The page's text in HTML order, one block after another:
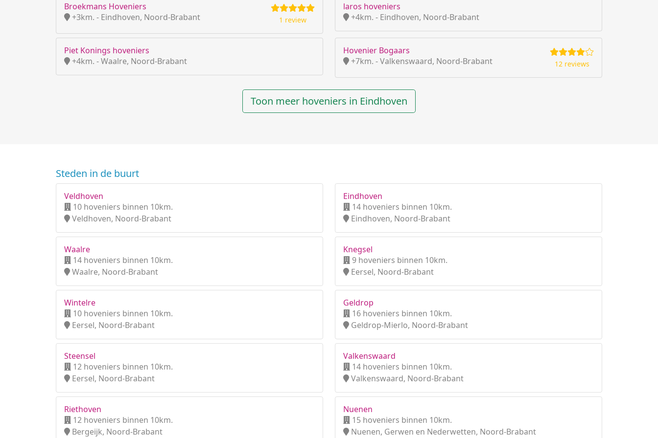
Broekmans Hoveniers
+3km. - Eindhoven, Noord-Brabant
1 review
laros hoveniers
+4km. - Eindhoven, Noord-Brabant
Piet Konings hoveniers
+4km. - Waalre, Noord-Brabant
Hovenier Bogaars
+7km. - Valkenswaard, Noord-Brabant
12 reviews
Toon meer hoveniers in Eindhoven
Steden in de buurt
Veldhoven
10 hoveniers binnen 10km.
Veldhoven, Noord-Brabant
Eindhoven
14 hoveniers binnen 10km.
Eindhoven, Noord-Brabant
Waalre
14 hoveniers binnen 10km.
Waalre, Noord-Brabant
Knegsel
9 hoveniers binnen 10km.
Eersel, Noord-Brabant
Wintelre
10 hoveniers binnen 10km.
Eersel, Noord-Brabant
Geldrop
16 hoveniers binnen 10km.
Geldrop-Mierlo, Noord-Brabant
Steensel
12 hoveniers binnen 10km.
Eersel, Noord-Brabant
Valkenswaard
14 hoveniers binnen 10km.
Valkenswaard, Noord-Brabant
Riethoven
12 hoveniers binnen 10km.
Bergeijk, Noord-Brabant
Nuenen
15 hoveniers binnen 10km.
Nuenen, Gerwen en Nederwetten, Noord-Brabant